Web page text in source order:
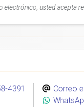
electrónico, usted acepta
4391
Correo